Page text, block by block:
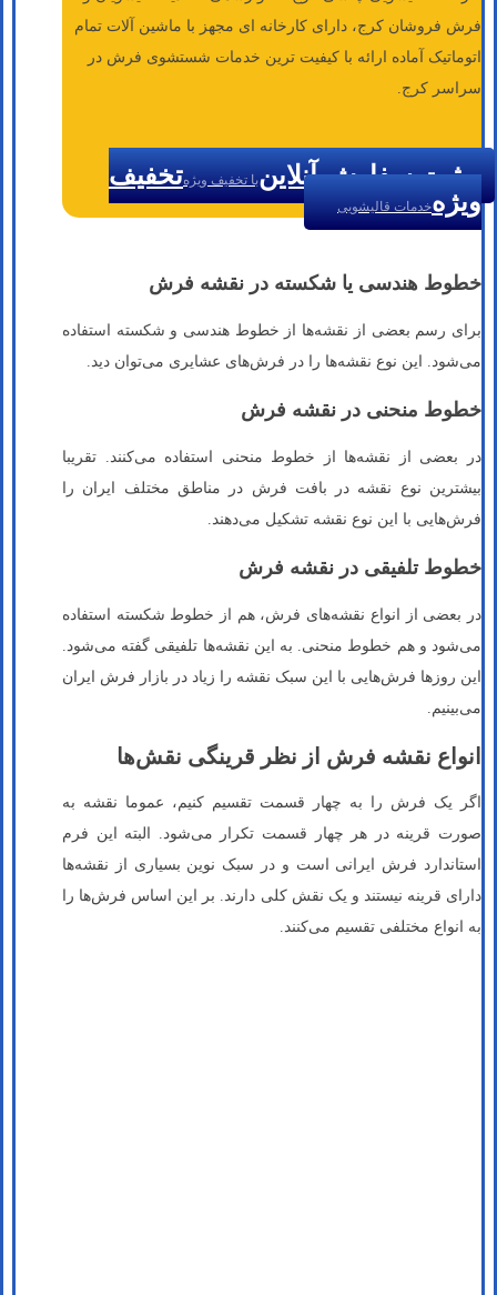
فرش فروشان کرج، دارای کارخانه ای مجهز با ماشین آلات تمام
اتوماتیک آماده ارائه با کیفیت ترین خدمات شستشوی فرش در
سراسر کرج.
ثبت سفارش آنلاینبا تخفیف ویژهتخفیف
ویژهخدمات قالیشویی
خطوط هندسی یا شکسته در نقشه فرش
برای رسم بعضی از نقشه‌ها از خطوط هندسی و شکسته استفاده
می‌شود. این نوع نقشه‌ها را در فرش‌های عشایری می‌توان دید.
خطوط منحنی در نقشه فرش
در بعضی از نقشه‌ها از خطوط منحنی استفاده می‌کنند. تقریبا
بیشترین نوع نقشه در بافت فرش در مناطق مختلف ایران را
فرش‌هایی با این نوع نقشه تشکیل می‌دهند.
خطوط تلفیقی در نقشه فرش
در بعضی از انواع نقشه‌های فرش، هم از خطوط شکسته استفاده
می‌شود و هم خطوط منحنی. به این نقشه‌ها تلفیقی گفته می‌شود.
این روزها فرش‌هایی با این سبک نقشه را زیاد در بازار فرش ایران
می‌بینیم.
انواع نقشه فرش از نظر قرینگی نقش‌ها
اگر یک فرش را به چهار قسمت تقسیم کنیم، عموما نقشه به
صورت قرینه در هر چهار قسمت تکرار می‌شود. البته این فرم
استاندارد فرش ایرانی است و در سبک نوین بسیاری از نقشه‌ها
دارای قرینه نیستند و یک نقش کلی دارند. بر این اساس فرش‌ها را
به انواع مختلفی تقسیم می‌کنند.